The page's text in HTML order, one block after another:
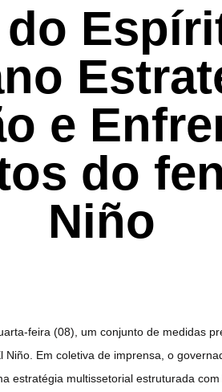
e
do
Niño
feira (08), um conjunto de medidas
Em coletiva de imprensa, o
estratégia multissetorial estruturada